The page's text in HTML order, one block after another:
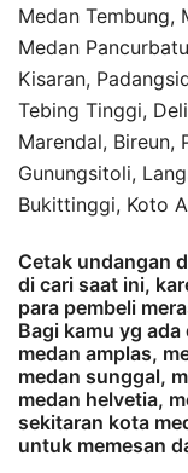
Medan Tembung,
Medan
Kisaran,
Tebing Tinggi,
Marendal, Bireun,
Gunungsitoli,
Bukittinggi, Koto
Cetak undangan
di cari saat ini,
para pembeli
Bagi kamu yg
medan amplas,
medan sunggal,
medan helvetia,
sekitaran kota
untuk memesan